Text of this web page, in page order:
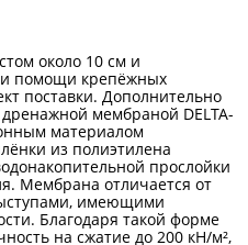
около 10 см и
помощи крепёжных
поставки. Дополнительно
мембраной DELTA-
материалом
из полиэтилена
прослойки
Мембрана отличается от
имеющими
Благодаря такой форме
на сжатие до 200 кН/м²,